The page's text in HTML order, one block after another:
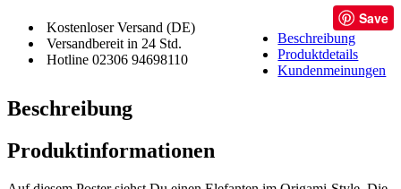
Kostenloser Versand (DE)
Versandbereit in 24 Std.
Hotline 02306 94698110
Save
Beschreibung
Produktdetails
Kundenmeinungen
Beschreibung
Produktinformationen